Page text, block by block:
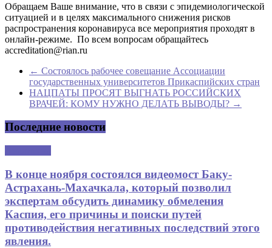
Обращаем Ваше внимание, что в связи с эпидемиологической
ситуацией и в целях максимального снижения рисков
распространения коронавируса все мероприятия проходят в
онлайн-режиме. По всем вопросам обращайтесь
accreditation@rian.ru
← Состоялось рабочее совещание Ассоциации
государственных университетов Прикаспийских стран
НАЦПАТЫ ПРОСЯТ ВЫГНАТЬ РОССИЙСКИХ
ВРАЧЕЙ: КОМУ НУЖНО ДЕЛАТЬ ВЫВОДЫ? →
Последние новости
В конце ноября состоялся видеомост Баку-
Астрахань-Махачкала, который позволил
экспертам обсудить динамику обмеления
Каспия, его причины и поиски путей
противодействия негативных последствий этого
явления.